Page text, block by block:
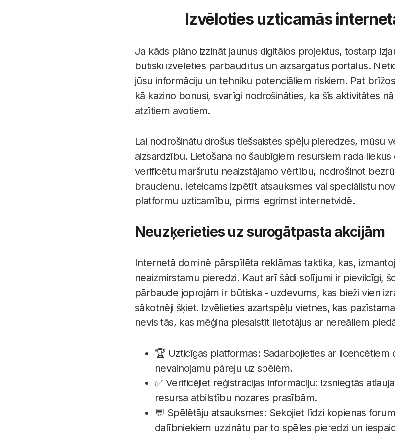
Izvēloties uzticamās
Ja kāds plāno izzināt jaunus digitālos projektus, tostarp
būtiski izvēlēties pārbaudītus un aizsargātus portālus.
jūsu informāciju un tehniku potenciāliem riskiem. Pat
kā kazino bonusi, svarīgi nodrošināties, ka šīs aktivitātes
atzītiem avotiem.
Lai nodrošinātu drošus tiešsaistes spēļu pieredzes, mūsu
aizsardzību. Lietošana no šaubīgiem resursiem rada
verificētu maršrutu neaizstājamo vērtību, nodrošinot
braucienu. Ieteicams izpētīt atsauksmes vai speciālistu
platformu uzticamību, pirms iegrimst internetvidē.
Neuzķerieties uz surogātpasta akcijām
Internetā dominē pārspīlēta reklāmas taktika, kas,
neaizmirstamu pieredzi. Kaut arī šādi solījumi ir pievilcīgi,
pārbaude joprojām ir būtiska - uzdevums, kas bieži vien
sākotnēji šķiet. Izvēlieties azartspēļu vietnes, kas
nevis tās, kas mēģina piesaistīt lietotājus ar nereāliem
🏆 Uzticīgas platformas: Sadarbojieties ar licencētiem
nevainojamu pāreju uz spēlēm.
✅ Verificējiet reģistrācijas informāciju: Izsniegtās
resursa atbilstību nozares prasībām.
💬 Spēlētāju atsauksmes: Sekojiet līdzi kopienas
dalībniekiem uzzinātu par to spēles pieredzi un